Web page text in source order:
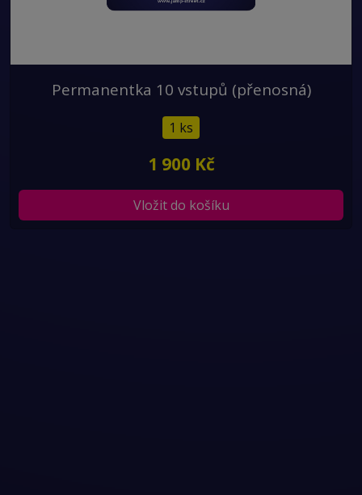
Permanentka 10 vstupů (přenosná)
1 ks
1 900 Kč
Vložit do košíku